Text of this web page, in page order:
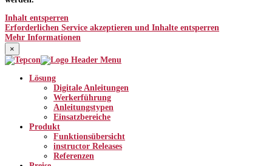
Inhalt entsperren
Erforderlichen Service akzeptieren und Inhalte entsperren
Mehr Informationen
×
Lösung
Digitale Anleitungen
Werkerführung
Anleitungstypen
Einsatzbereiche
Produkt
Funktionsübersicht
instructor Releases
Referenzen